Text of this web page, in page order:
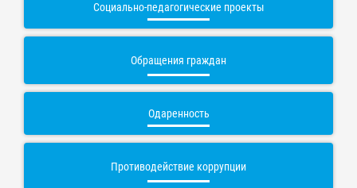
Социально-педагогические проекты
Обращения граждан
Одаренность
Противодействие коррупции